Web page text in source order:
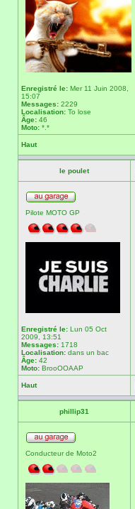
Enregistré le: Mer 11 Juin 2008,
15:07
Messages: 2229
Localisation: To lose
Âge: 46
Moto: *.*
Haut
le poulet
Pilote MOTO GP
Enregistré le: Lun 05 Oct
2009, 13:51
Messages: 1718
Localisation: dans un bac
Âge: 42
Moto: BrooOOAAP
Haut
phillip31
Conducteur de Moto2